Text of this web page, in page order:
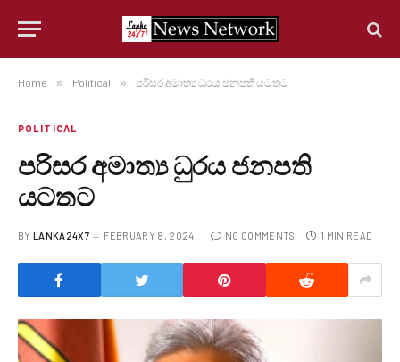
Home » Political » පරිසර අමාත්‍ය ධුරය ජනපති යටතට
POLITICAL
පරිසර අමාත්‍ය ධුරය ජනපති
යටතට
BY LANKA24X7 FEBRUARY 8, 2024 NO COMMENTS 1 MIN READ